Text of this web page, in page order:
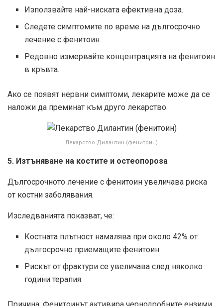
Използвайте най-ниската ефективна доза.
Следете симптомите по време на дългосрочно
лечение с фенитоин.
Редовно измервайте концентрацията на фенитоин
в кръвта.
Ако се появят нервни симптоми, лекарите може да се
наложи да преминат към друго лекарство.
Лекарство Дилантин (фенитоин)
5. Изтъняване на костите и остеопороза
Дългосрочното лечение с фенитоин увеличава риска
от костни заболявания.
Изследванията показват, че:
Костната плътност намалява при около 42% от
дългосрочно приемащите фенитоин
Рискът от фрактури се увеличава след няколко
години терапия.